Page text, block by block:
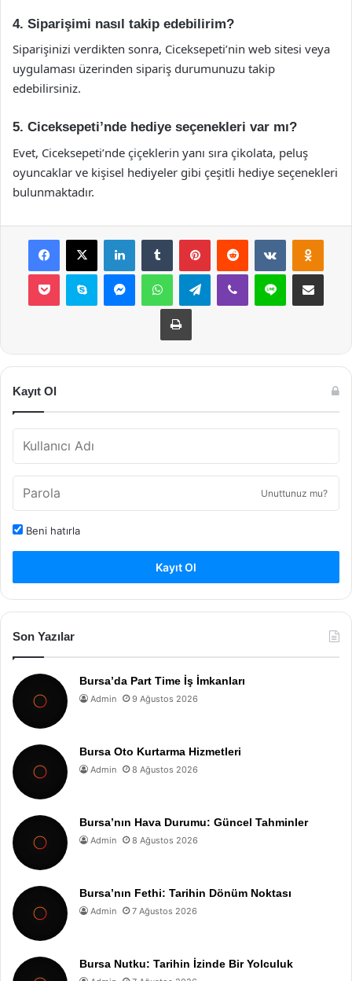
4. Siparişimi nasıl takip edebilirim?
Siparişinizi verdikten sonra, Ciceksepeti’nin web sitesi veya
uygulaması üzerinden sipariş durumunuzu takip
edebilirsiniz.
5. Ciceksepeti’nde hediye seçenekleri var mı?
Evet, Ciceksepeti’nde çiçeklerin yanı sıra çikolata, peluş
oyuncaklar ve kişisel hediyeler gibi çeşitli hediye seçenekleri
bulunmaktadır.
Facebook
X LinkedInTumblr PinterestReddit VKontakte
Pocket Skype MessengerWhatsAppTelegramViber Line E-Posta ile
Yazdır
Kayıt Ol
Unuttunuz mu?
Beni hatırla
Kayıt Ol
Son Yazılar
Bursa’da Part Time İş İmkanları
Admin 9 Ağustos 2026
Bursa Oto Kurtarma Hizmetleri
Admin 8 Ağustos 2026
Bursa’nın Hava Durumu: Güncel Tahminler
Admin 8 Ağustos 2026
Bursa’nın Fethi: Tarihin Dönüm Noktası
Admin 7 Ağustos 2026
Bursa Nutku: Tarihin İzinde Bir Yolculuk